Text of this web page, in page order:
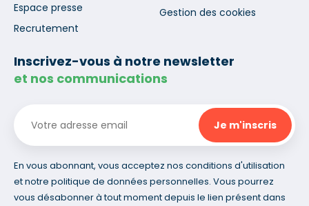
Espace presse
Recrutement
Gestion des cookies
Inscrivez-vous à notre newsletter
et nos communications
En vous abonnant, vous acceptez nos conditions d'utilisation
et notre politique de données personnelles. Vous pourrez
vous désabonner à tout moment depuis le lien présent dans